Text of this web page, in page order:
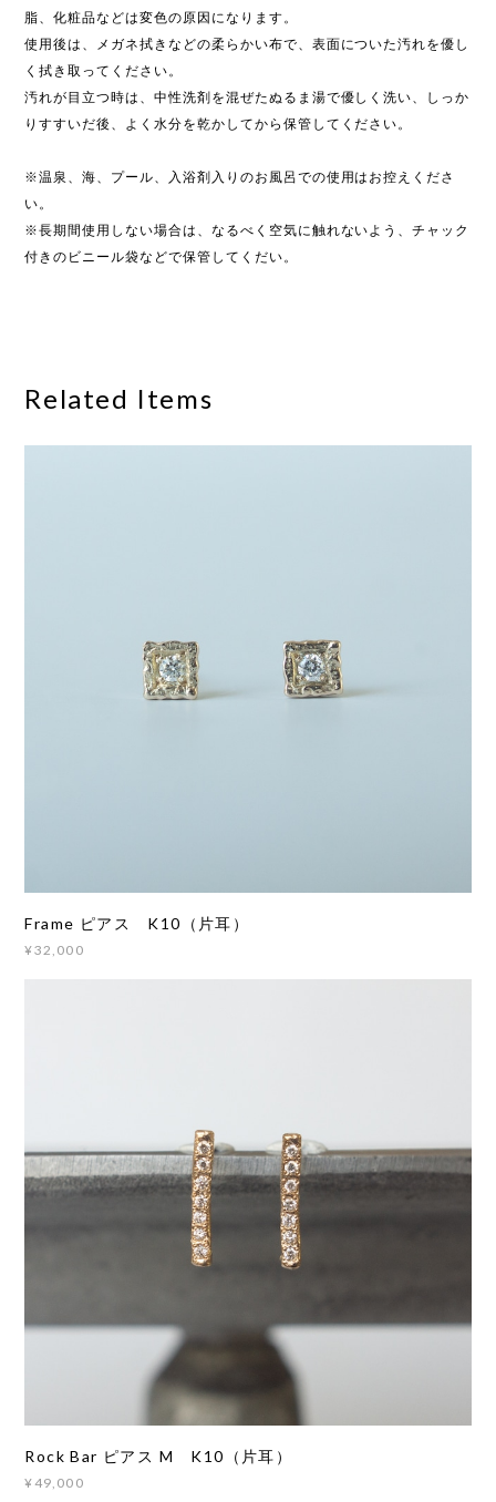
脂、化粧品などは変色の原因になります。
使用後は、メガネ拭きなどの柔らかい布で、表面についた汚れを優し
く拭き取ってください。
汚れが目立つ時は、中性洗剤を混ぜたぬるま湯で優しく洗い、しっか
りすすいだ後、よく水分を乾かしてから保管してください。
※温泉、海、プール、入浴剤入りのお風呂での使用はお控えくださ
い。
※長期間使用しない場合は、なるべく空気に触れないよう、チャック
付きのビニール袋などで保管してくだい。
Related Items
Frame ピアス K10（片耳）
¥32,000
Rock Bar ピアス M K10（片耳）
¥49,000